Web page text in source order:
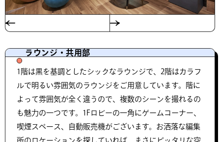
ラウンジ・共用部
1階は黒を基調としたシックなラウンジで、2階はカラフ
ルで明るい雰囲気のラウンジをご用意しています。階に
よって雰囲気が全く違うので、複数のシーンを撮れるの
も魅力の一つです。1Fロビーの一角にゲームコーナー、
喫煙スペース、自動販売機がございます。お洒落な編集
所のロケーションを探していれば、まさにピッタリな空